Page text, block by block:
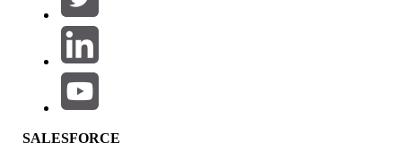
Область продуктов
Влияние на функции
SALESFORCE